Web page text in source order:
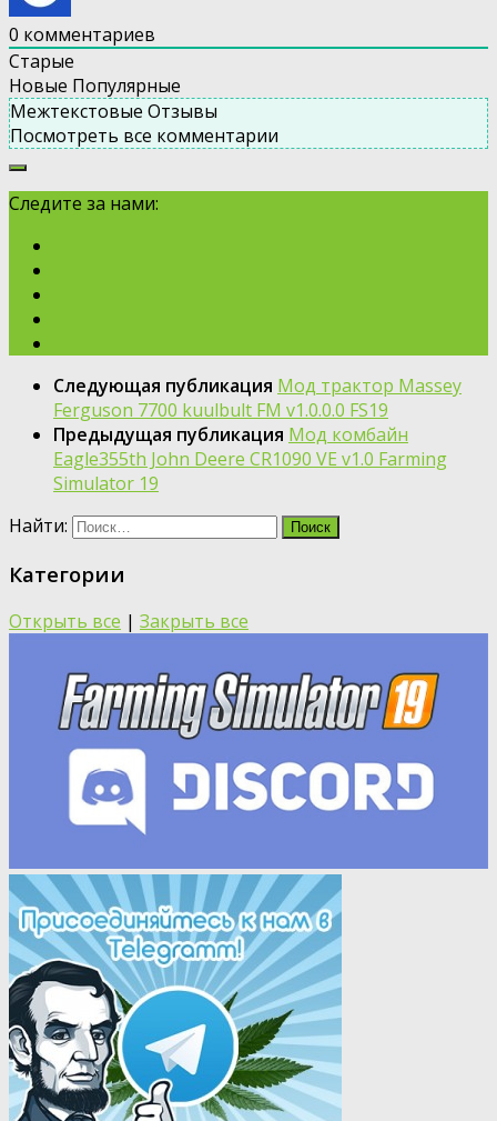
0 комментариев
Старые
Новые Популярные
Межтекстовые Отзывы
Посмотреть все комментарии
Следите за нами:
Следующая публикация Мод трактор Massey
Ferguson 7700 kuulbult FM v1.0.0.0 FS19
Предыдущая публикация Moд комбайн
Eagle355th John Deere CR1090 VE v1.0 Farming
Simulator 19
Найти:
Категории
Открыть все | Закрыть все